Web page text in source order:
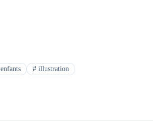
enfants #illustration